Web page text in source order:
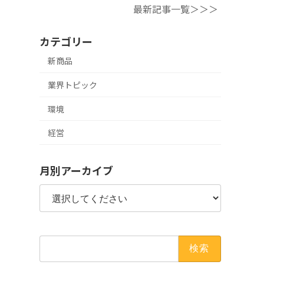
最新記事一覧＞＞＞
カテゴリー
新商品
業界トピック
環境
経営
月別アーカイブ